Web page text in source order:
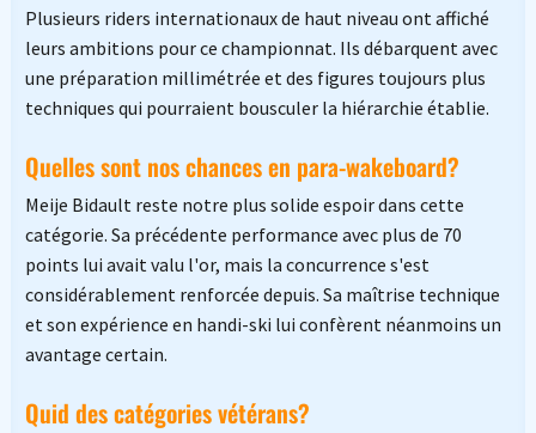
Plusieurs riders internationaux de haut niveau ont affiché
leurs ambitions pour ce championnat. Ils débarquent avec
une préparation millimétrée et des figures toujours plus
techniques qui pourraient bousculer la hiérarchie établie.
Quelles sont nos chances en para-wakeboard?
Meije Bidault reste notre plus solide espoir dans cette
catégorie. Sa précédente performance avec plus de 70
points lui avait valu l'or, mais la concurrence s'est
considérablement renforcée depuis. Sa maîtrise technique
et son expérience en handi-ski lui confèrent néanmoins un
avantage certain.
Quid des catégories vétérans?